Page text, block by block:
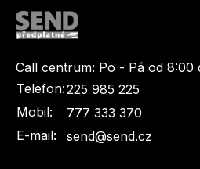
Call centrum: Po - Pá od 8:00
Telefon:225 985 225
Mobil:
777 333 370
E-mail:
send@send.cz